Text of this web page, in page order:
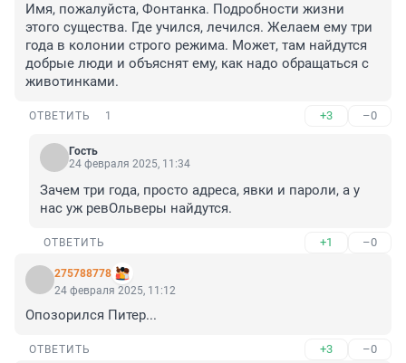
Имя, пожалуйста, Фонтанка. Подробности жизни
этого существа. Где учился, лечился. Желаем ему три
года в колонии строго режима. Может, там найдутся
добрые люди и объяснят ему, как надо обращаться с
животинками.
ОТВЕТИТЬ 1 +3 –0
Гость
24 февраля 2025, 11:34
Зачем три года, просто адреса, явки и пароли, а у
нас уж ревОльверы найдутся.
ОТВЕТИТЬ +1 –0
275788778
24 февраля 2025, 11:12
Опозорился Питер...
ОТВЕТИТЬ +3 –0